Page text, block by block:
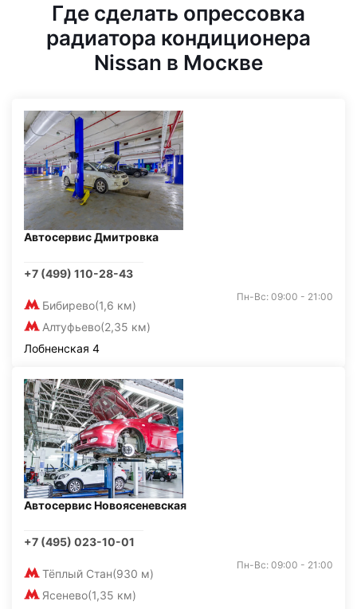
Где сделать опрессовка
радиатора кондиционера
Nissan в Москве
Автосервис Дмитровка
+7 (499) 110-28-43
Бибирево(1,6 км)
Алтуфьево(2,35 км)
Пн-Вс: 09:00 - 21:00
Лобненская 4
Автосервис Новоясеневская
+7 (495) 023-10-01
Тёплый Стан(930 м)
Ясенево(1,35 км)
Пн-Вс: 09:00 - 21:00